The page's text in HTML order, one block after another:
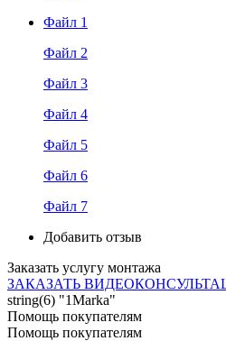
Файл 1
Файл 2
Файл 3
Файл 4
Файл 5
Файл 6
Файл 7
Добавить отзыв
Заказать услугу монтажа
ЗАКАЗАТЬ
string(6) "1Marka"
Помощь покупателям
Помощь покупателям